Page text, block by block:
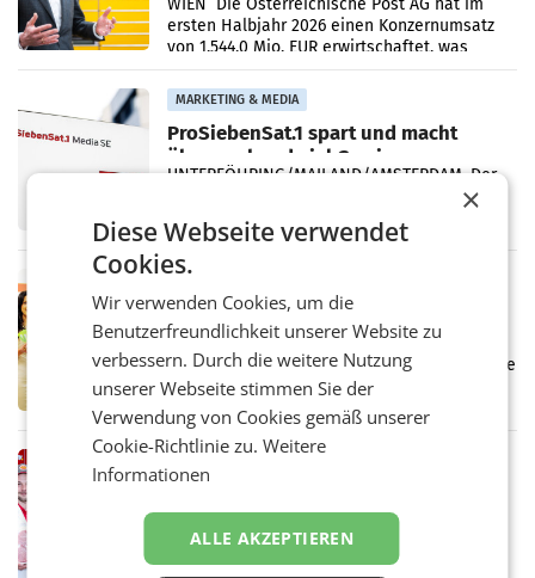
ersten Halbjahr 2026 einen Konzernumsatz
von 1.544,0 Mio. EUR erwirtschaftet, was
einem Plus von 3,8 Prozent gegenüber dem
Vergleichszeitraum
MARKETING & MEDIA
ProSiebenSat.1 spart und macht
überraschend viel Gewinn
UNTERFÖHRING/MAILAND/AMSTERDAM. Der
Frühjahr dank Kostensenkungen operativ
wieder Gewinn gemacht und die
Markterwartung deutlich übertroffen.
Eine Bühne für Zirkularität: ARA und
Müller informieren am POS über
Kreislauffähigkeit
Über den gesamten August hinweg rücken die
Altstoff Recycling Austria AG (ARA) und der
Handelskonzern Müller die Initiative
„Kreislauf-Helden“ in allen österreichischen
Müller-Filialen
Ober- und Niederösterreich
WIENER NEUDORF. – Im Rahmen einer
laufenden Modernisierungsoffensive
×
Diese Webseite verwendet
Cookies.
Wir verwenden Cookies, um die
Benutzerfreundlichkeit unserer Website zu
verbessern. Durch die weitere Nutzung
unserer Webseite stimmen Sie der
Verwendung von Cookies gemäß unserer
Cookie-Richtlinie zu.Weitere
Informationen
ALLE AKZEPTIEREN